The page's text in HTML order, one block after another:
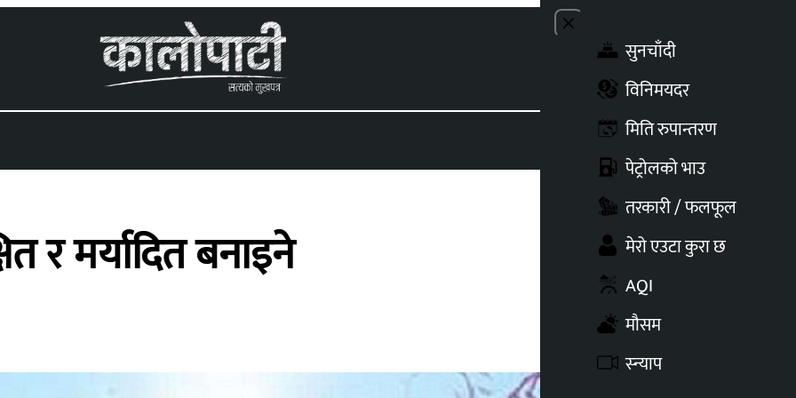
Close menu
सुनचाँदी
विनिमयदर
मिति रुपान्तरण
पेट्रोलको भाउ
तरकारी / फलफूल
मेरो एउटा कुरा छ
AQI
मौसम
स्न्याप
र मर्यादित बनाइने